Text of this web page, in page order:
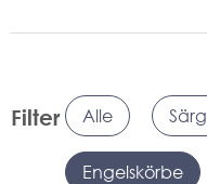
Filter Alle
Engelskörbe